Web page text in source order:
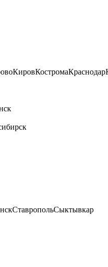
КировКостромаКраснодар
СтавропольСыктывкар